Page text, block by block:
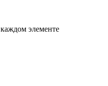
элементе